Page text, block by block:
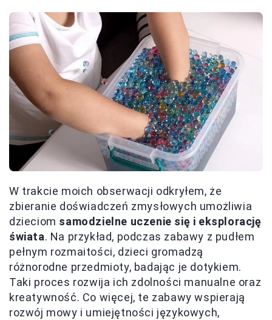
W trakcie moich obserwacji odkryłem, że
zbieranie doświadczeń zmysłowych umożliwia
dzieciom samodzielne uczenie się i eksplorację
świata. Na przykład, podczas zabawy z pudłem
pełnym rozmaitości, dzieci gromadzą
różnorodne przedmioty, badając je dotykiem.
Taki proces rozwija ich zdolności manualne oraz
kreatywność. Co więcej, te zabawy wspierają
rozwój mowy i umiejętności językowych,